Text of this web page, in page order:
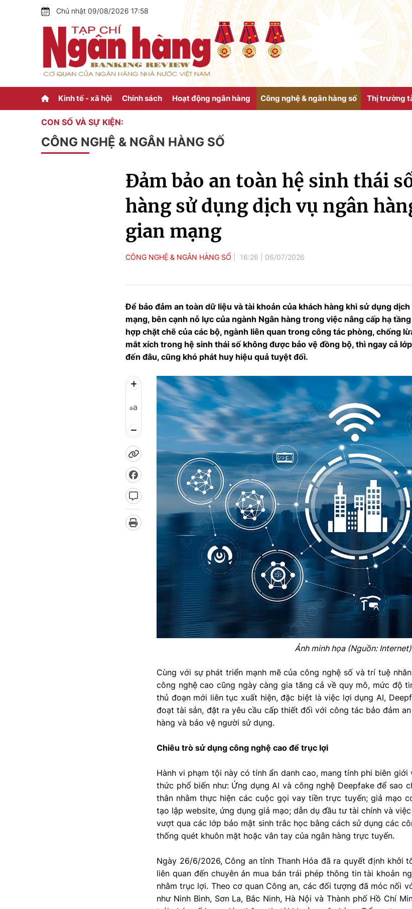
Chủ nhật 09/08/2026 17:58
Kinh tế - xã hội Chính sách Hoạt động ngân hàng Công nghệ & ngân hàng số Thị trường
CON SỐ VÀ SỰ KIỆN:
CÔNG NGHỆ & NGÂN HÀNG SỐ
Đảm bảo an toàn hệ sinh thái
hàng sử dụng dịch vụ ngân
gian mạng
CÔNG NGHỆ & NGÂN HÀNG SỐ 16:26 06/07/2026
Để bảo đảm an toàn dữ liệu và tài khoản của khách hàng khi sử dụng
mạng, bên cạnh nỗ lực của ngành Ngân hàng trong việc nâng cấp hạ
hợp chặt chẽ của các bộ, ngành liên quan trong công tác phòng, chống
mắt xích trong hệ sinh thái số không được bảo vệ đồng bộ, thì ngay cả
đến đâu, cũng khó phát huy hiệu quả tuyệt đối.
aa
Ảnh minh họa (Nguồn: Internet)
Cùng với sự phát triển mạnh mẽ của công nghệ số và trí tuệ
công nghệ cao cũng ngày càng gia tăng cả về quy mô, mức độ
thủ đoạn mới liên tục xuất hiện, đặc biệt là việc lợi dụng AI,
đoạt tài sản, đặt ra yêu cầu cấp thiết đối với công tác bảo đảm
hàng và bảo vệ người sử dụng.
Chiêu trò sử dụng công nghệ cao để trục lợi
Hành vi phạm tội này có tính ẩn danh cao, mang tính phi biên
thức phổ biến như: Ứng dụng AI và công nghệ Deepfake để sao
thân nhằm thực hiện các cuộc gọi vay tiền trực tuyến; giả mạo
tạo lập website, ứng dụng giả mạo; dẫn dụ đầu tư tài chính và
vượt qua các lớp bảo mật sinh trắc học bằng cách sử dụng các
thống quét khuôn mặt hoặc vân tay của ngân hàng trực tuyến.
Ngày 26/6/2026, Công an tỉnh Thanh Hóa đã ra quyết định khởi
liên quan đến chuyên án mua bán trái phép thông tin tài khoản
nhằm trục lợi. Theo cơ quan Công an, các đối tượng đã móc nối
như Ninh Bình, Sơn La, Bắc Ninh, Hà Nội và Thành phố Hồ Chí